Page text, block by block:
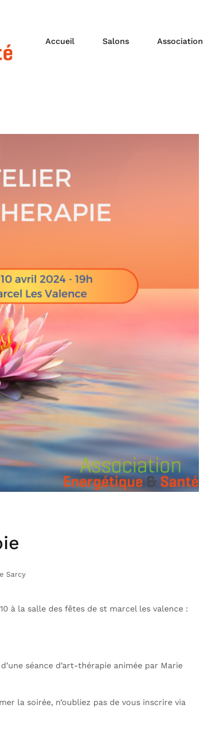
Accueil Salons Association
Sarcy
à la salle des fêtes de st marcel les valence :
séance d’art-thérapie animée par Marie
la soirée, n’oubliez pas de vous inscrire via